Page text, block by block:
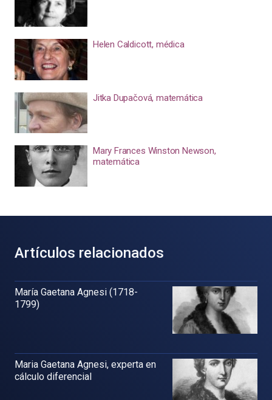
Helen Caldicott, médica
Jitka Dupačová, matemática
Mary Frances Winston Newson,
matemática
Artículos relacionados
María Gaetana Agnesi (1718-
1799)
Maria Gaetana Agnesi, experta en
cálculo diferencial